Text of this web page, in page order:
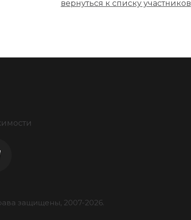
вернуться к списку участников
защищены, 2007-2026.